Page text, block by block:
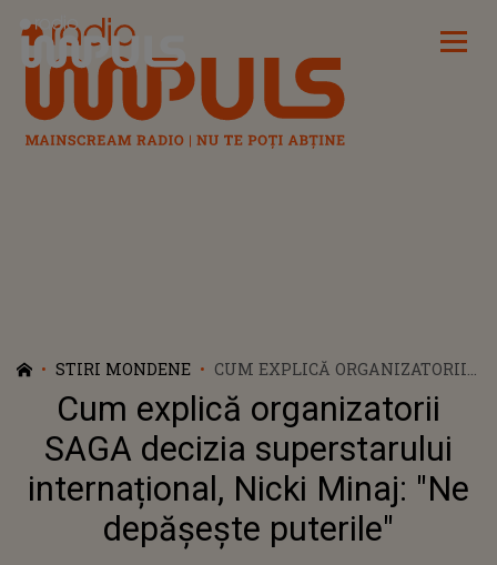
Radio Impuls
STIRI MONDENE
CUM EXPLICĂ ORGANIZATORII
SAGA DECIZIA SUPERSTARULUI
INTERNAȚIONAL, NICKI MINAJ:
"NE DEPĂȘEȘTE PUTERILE"
Cum explică organizatorii
SAGA decizia superstarului
internațional, Nicki Minaj: "Ne
depășește puterile"